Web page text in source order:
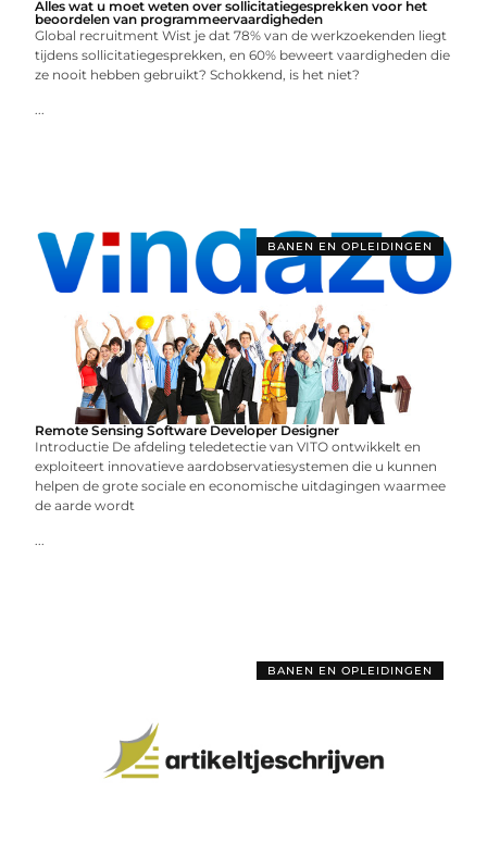
Alles wat u moet weten over sollicitatiegesprekken voor het
beoordelen van programmeervaardigheden
Global recruitment Wist je dat 78% van de werkzoekenden liegt
tijdens sollicitatiegesprekken, en 60% beweert vaardigheden die
ze nooit hebben gebruikt? Schokkend, is het niet?
...
BANEN EN OPLEIDINGEN
Remote Sensing Software Developer Designer
Introductie De afdeling teledetectie van VITO ontwikkelt en
exploiteert innovatieve aardobservatiesystemen die u kunnen
helpen de grote sociale en economische uitdagingen waarmee
de aarde wordt
...
BANEN EN OPLEIDINGEN